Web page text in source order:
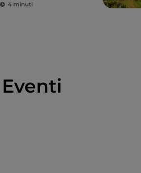
4 minuti
Eventi